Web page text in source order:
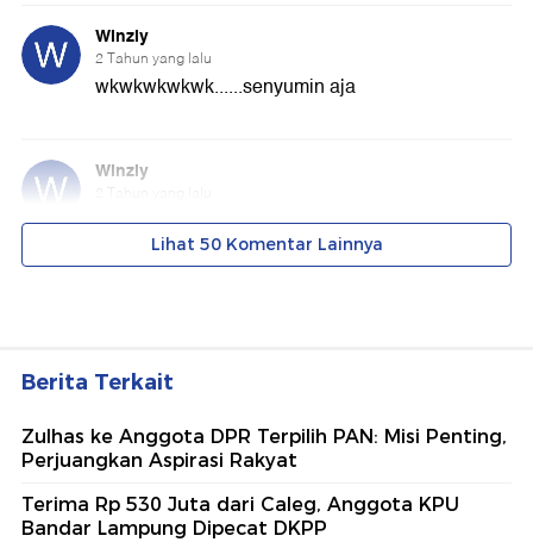
Berita Terkait
Zulhas ke Anggota DPR Terpilih PAN: Misi Penting,
Perjuangkan Aspirasi Rakyat
Terima Rp 530 Juta dari Caleg, Anggota KPU
Bandar Lampung Dipecat DKPP